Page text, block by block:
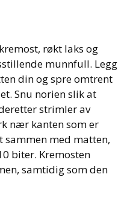
røkt laks og
munnfull. Legg
din og spre omtrent
Snu norien slik at
strimler av
nær kanten som er
sammen med matten,
biter. Kremosten
samtidig som den